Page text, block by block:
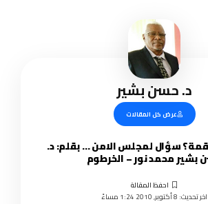
د. حسن بشير
عرض كل المقالات
سؤال لمجلس الامن … بقلم: د.
بشير محمد نور – الخرطوم
اخر تحديث: 8 أكتوبر, 2010 1:24 مساءً